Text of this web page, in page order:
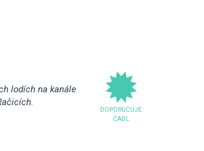
DOPORUČUJE
ČADL
lodích na kanále